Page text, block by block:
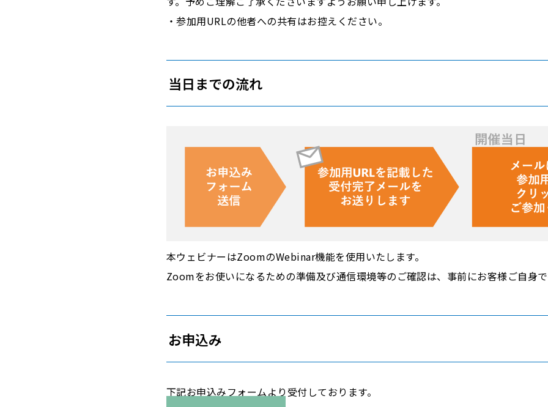
・参加用URLの他者への共有はお控えください。
当日までの流れ
本ウェビナーはZoomのWebinar機能を使用いたします。
Zoomをお使いになるための準備及び通信環境等のご確認は、事前にお客様ご自身で
お申込み
下記お申込みフォームより受付しております。